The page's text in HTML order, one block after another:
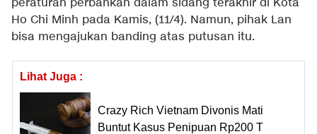
peraturan perbankan dalam sidang terakhir di Kota
Ho Chi Minh pada Kamis, (11/4). Namun, pihak Lan
bisa mengajukan banding atas putusan itu.
Lihat Juga :
Crazy Rich Vietnam Divonis Mati
Buntut Kasus Penipuan Rp200 T